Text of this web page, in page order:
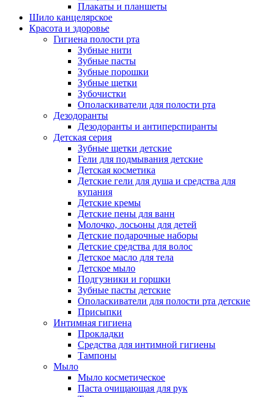
Плакаты и планшеты
Шило канцелярское
Красота и здоровье
Гигиена полости рта
Зубные нити
Зубные пасты
Зубные порошки
Зубные щетки
Зубочистки
Ополаскиватели для полости рта
Дезодоранты
Дезодоранты и антиперспиранты
Детская серия
Зубные щетки детские
Гели для подмывания детские
Детская косметика
Детские гели для душа и средства для
купания
Детские кремы
Детские пены для ванн
Молочко, лосьоны для детей
Детские подарочные наборы
Детские средства для волос
Детское масло для тела
Детское мыло
Подгузники и горшки
Зубные пасты детские
Ополаскиватели для полости рта детские
Присыпки
Интимная гигиена
Прокладки
Средства для интимной гигиены
Тампоны
Мыло
Мыло косметическое
Паста очищающая для рук